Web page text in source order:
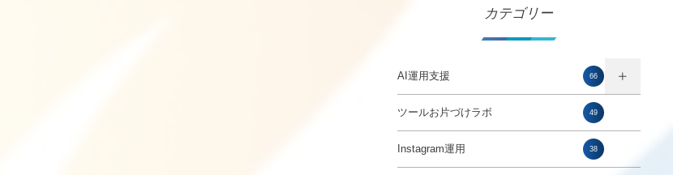
カテゴリー
AI運用支援 66
ツールお片づけラボ 49
Instagram運用 38